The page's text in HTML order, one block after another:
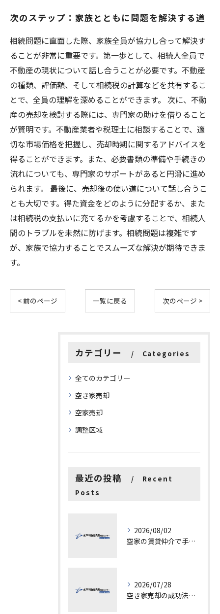
次のステップ：家族とともに問題を解決する道
相続問題に直面した際、家族全員が協力し合って解決す
ることが非常に重要です。第一歩として、相続人全員で
不動産の現状について話し合うことが必要です。不動産
の種類、評価額、そして相続税の計算などを共有するこ
とで、全員の理解を深めることができます。 次に、不動
産の売却を検討する際には、専門家の助けを借りること
が賢明です。不動産業者や税理士に相談することで、適
切な市場価格を把握し、売却時期に関するアドバイスを
得ることができます。また、必要書類の準備や手続きの
流れについても、専門家のサポートがあると円滑に進め
られます。 最後に、売却後の使い道について話し合うこ
とも大切です。得た資金をどのように分配するか、また
は相続税の支払いに充てるかを考慮することで、相続人
間のトラブルを未然に防げます。相続問題は複雑です
が、家族で協力することでスムーズな解決が期待できま
す。
< 前のページ 一覧に戻る 次のページ >
カテゴリー Categories
全てのカテゴリー
空き家売却
空家売却
調整区域
最近の投稿
Recent
Posts
2026/08/02
空家の賃貸仲介で手数料と上限を徹底解説し200万円物件の注意点も紹介
2026/07/28
空き家売却の成功法と注意点